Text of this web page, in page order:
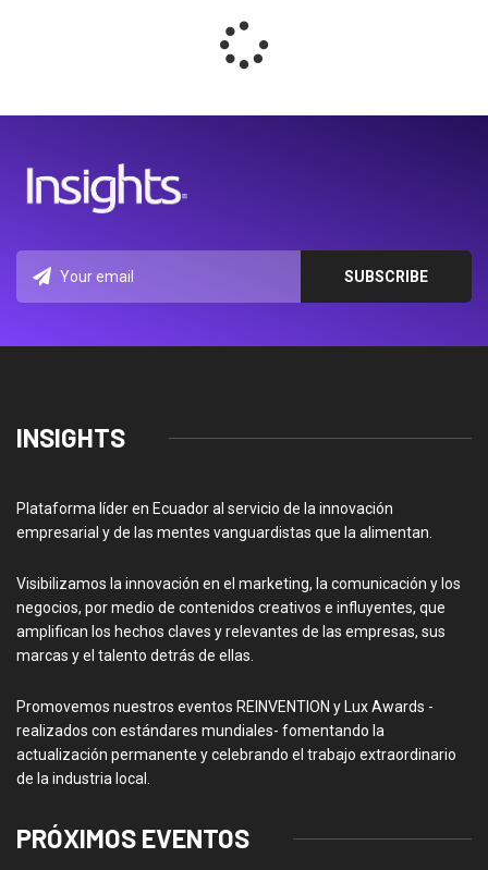
INSIGHTS
Plataforma líder en Ecuador al servicio de la innovación
empresarial y de las mentes vanguardistas que la alimentan.
Visibilizamos la innovación en el marketing, la comunicación y los
negocios, por medio de contenidos creativos e influyentes, que
amplifican los hechos claves y relevantes de las empresas, sus
marcas y el talento detrás de ellas.
Promovemos nuestros eventos REINVENTION y Lux Awards -
realizados con estándares mundiales- fomentando la
actualización permanente y celebrando el trabajo extraordinario
de la industria local.
PRÓXIMOS EVENTOS